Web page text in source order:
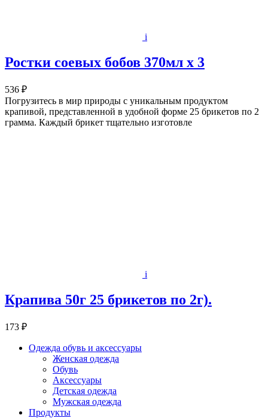
i
Ростки соевых бобов 370мл х 3
536 ₽
Погрузитесь в мир природы с уникальным продуктом
крапивой, представленной в удобной форме 25 брикетов по 2
грамма. Каждый брикет тщательно изготовле
i
Крапива 50г 25 брикетов по 2г).
173 ₽
Одежда обувь и аксессуары
Женская одежда
Обувь
Аксессуары
Детская одежда
Мужская одежда
Продукты